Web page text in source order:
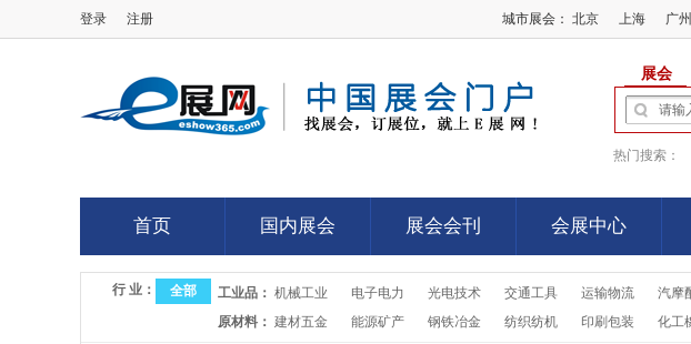
登录 注册 城市展会： 北京 上海 广州
展会
热门搜索：
首页
首页
国内展会
国内展会
展会会刊
展会会刊
会展中心
会展中心
行 业： 全部 工业品： 机械工业 电子电力 光电技术 交通工具 运输物流 汽摩
原材料： 建材五金 能源矿产 钢铁冶金 纺织纺机 印刷包装 化工